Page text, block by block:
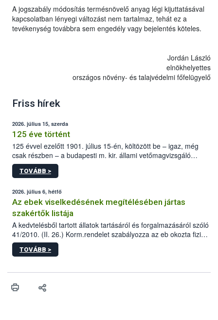
A jogszabály módosítás termésnövelő anyag légi kijuttatásával
kapcsolatban lényegi változást nem tartalmaz, tehát ez a
tevékenység továbbra sem engedély vagy bejelentés köteles.
Jordán László
elnökhelyettes
országos növény- és talajvédelmi főfelügyelő
Friss hírek
2026. július 15, szerda
125 éve történt
125 évvel ezelőtt 1901. július 15-én, költözött be – igaz, még
csak részben – a budapesti m. kir. állami vetőmagvizsgáló
állomás a Kis Rókus utca 15. szám alatti, Czigler Győző által
tervezett új épületébe.
TOVÁBB >
2026. július 6, hétfő
Az ebek viselkedésének megítélésében jártas
szakértők listája
A kedvtelésből tartott állatok tartásáról és forgalmazásáról szóló
41/2010. (II. 26.) Korm.rendelet szabályozza az eb okozta fizikai
sérülés, illetve ennek veszélye keletkezésekor felmerülő
hatósági feladatokat, valamint a veszélyes eb tartását és annak
vonni az ebek viselkedésének megítélésében jártas szakértőt.
TOVÁBB >